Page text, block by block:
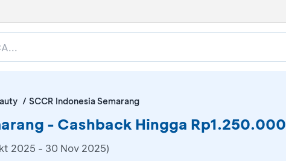
SCCR Indonesia Semarang
- Cashback Hingga Rp1.250.000
2025 - 30 Nov 2025)